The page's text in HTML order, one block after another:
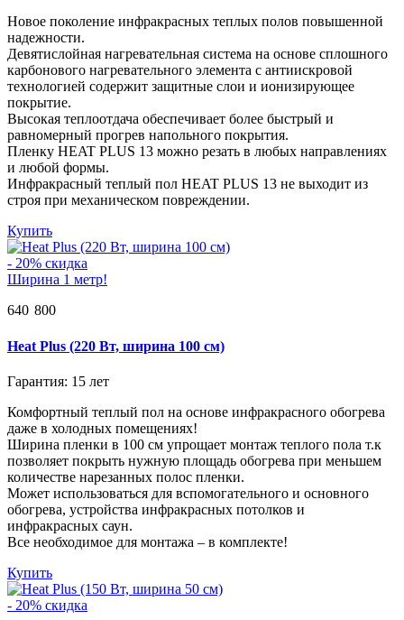
Новое поколение инфракрасных теплых полов повышенной
надежности.
Девятислойная нагревательная система на основе сплошного
карбонового нагревательного элемента с антиискровой
технологией содержит защитные слои и ионизирующее
покрытие.
Высокая теплоотдача обеспечивает более быстрый и
равномерный прогрев напольного покрытия.
Пленку HEAT PLUS 13 можно резать в любых направлениях
и любой формы.
Инфракрасный теплый пол HEAT PLUS 13 не выходит из
строя при механическом повреждении.
Купить
- 20% скидка
Ширина 1 метр!
640 800
Heat Plus (220 Вт, ширина 100 см)
Гарантия: 15 лет
Комфортный теплый пол на основе инфракрасного обогрева
даже в холодных помещениях!
Ширина пленки в 100 см упрощает монтаж теплого пола т.к
позволяет покрыть нужную площадь обогрева при меньшем
количестве нарезанных полос пленки.
Может использоваться для вспомогательного и основного
обогрева, устройства инфракрасных потолков и
инфракрасных саун.
Все необходимое для монтажа – в комплекте!
Купить
- 20% скидка